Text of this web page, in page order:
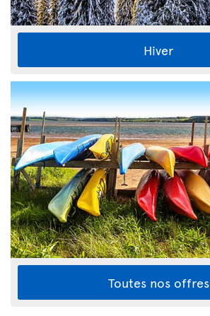
Hiver
Toutes nos offres